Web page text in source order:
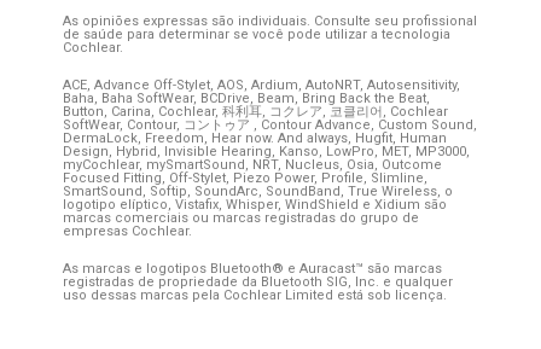
As opiniões expressas são individuais. Consulte seu profissional
de saúde para determinar se você pode utilizar a tecnologia
Cochlear.
ACE, Advance Off-Stylet, AOS, Ardium, AutoNRT, Autosensitivity,
Baha, Baha SoftWear, BCDrive, Beam, Bring Back the Beat,
Button, Carina, Cochlear,科利耳, コクレア, 코클리어, Cochlear
SoftWear, Contour, コントゥア , Contour Advance, Custom Sound,
DermaLock, Freedom, Hear now. And always, Hugfit, Human
Design, Hybrid, Invisible Hearing, Kanso, LowPro, MET, MP3000,
myCochlear, mySmartSound, NRT, Nucleus, Osia, Outcome
Focused Fitting, Off-Stylet, Piezo Power, Profile, Slimline,
SmartSound, Softip, SoundArc, SoundBand, True Wireless, o
logotipo elíptico, Vistafix, Whisper, WindShield e Xidium são
marcas comerciais ou marcas registradas do grupo de
empresas Cochlear.
As marcas e logotipos Bluetooth® e Auracast™ são marcas
registradas de propriedade da Bluetooth SIG, Inc. e qualquer
uso dessas marcas pela Cochlear Limited está sob licença.